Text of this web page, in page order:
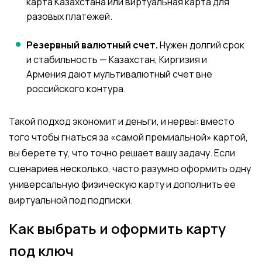
разовых платежей.
Резервный валютный счет.Нужен долгий срок
и стабильность — Казахстан, Киргизия и
Армения дают мультивалютный счет вне
российского контура.
Такой подход экономит и деньги, и нервы: вместо
того чтобы гнаться за «самой премиальной» картой,
вы берете ту, что точно решает вашу задачу. Если
сценариев несколько, часто разумно оформить одну
универсальную физическую карту и дополнить ее
виртуальной под подписки.
Как выбрать и оформить карту
под ключ